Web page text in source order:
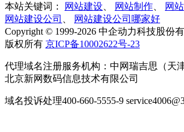
本站关键词：
网站建设 网站制作 网
网站建设公司
网站建设公司哪家好
Copyright © 1999-2026 中企动力科技股份有
版权所有 京ICP备10002622号-23
代理域名注册服务机构：中网瑞吉思（天
北京新网数码信息技术有限公司
域名投诉处理400-660-5555-9